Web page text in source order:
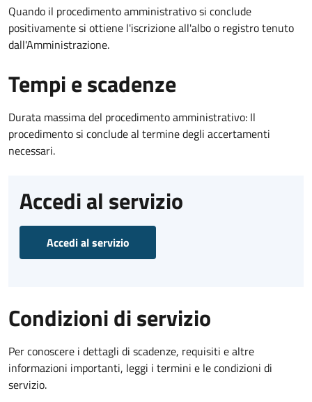
Quando il procedimento amministrativo si conclude
positivamente si ottiene l'iscrizione all'albo o registro tenuto
dall'Amministrazione.
Tempi e scadenze
Durata massima del procedimento amministrativo: Il
procedimento si conclude al termine degli accertamenti
necessari.
Accedi al servizio
Accedi al servizio
Condizioni di servizio
Per conoscere i dettagli di scadenze, requisiti e altre
informazioni importanti, leggi i termini e le condizioni di
servizio.